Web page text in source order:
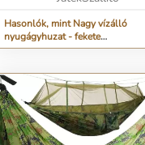
Hasonlók, mint Nagy vízálló
nyugágyhuzat - fekete
napozóágyhuzat 70x30x100cm